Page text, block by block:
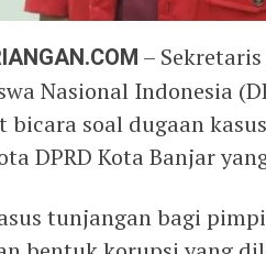
OM –
Nasional Indonesia
bicara soal dugaan
DPRD Kota Banjar
tunjangan bagi